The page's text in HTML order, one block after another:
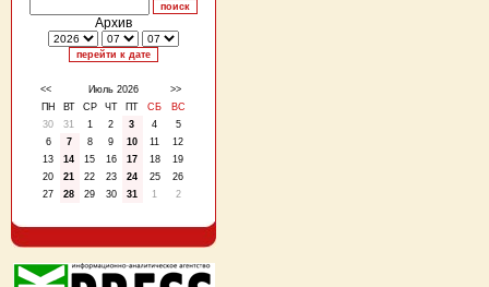
Архив
<< Июль 2026
>>
ПН
ВТ СР ЧТ ПТ СБ
ВС
30
31 1 2 3 4
5
6
7 8 9 10 11
12
13
14 15 16 17 18
19
20
21 22 23 24 25
26
27
28 29 30 31 1 2